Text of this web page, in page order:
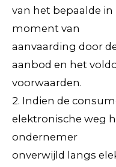
van het bepaalde
moment van
aanvaarding door
aanbod en het
voorwaarden.
2. Indien de
elektronische weg
ondernemer
onverwijld langs